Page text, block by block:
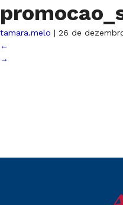
tamara.melo | 26 de
←
→